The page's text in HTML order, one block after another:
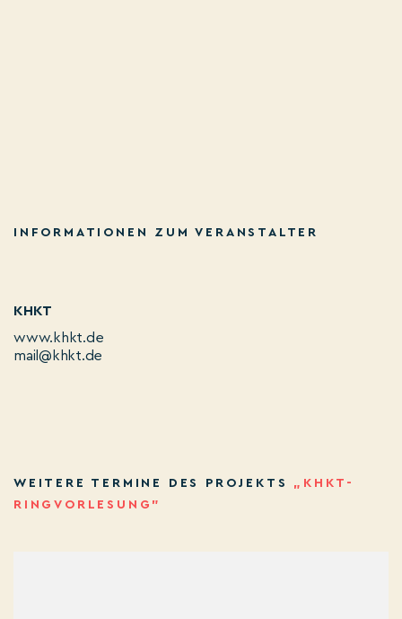
INFORMATIONEN ZUM VERANSTALTER
KHKT
www.khkt.de
mail@khkt.de
WEITERE TERMINE DES PROJEKTS „KHKT-
RINGVORLESUNG”